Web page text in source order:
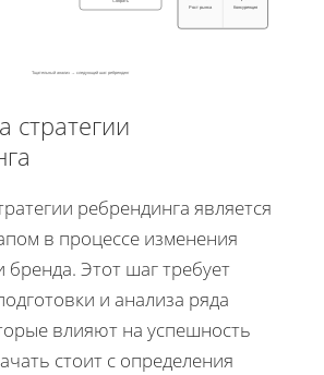
Рост рынка
Конкуренция
Тщательный анализ → следующий шаг: ребрендинг
стратегии
ребрендинга является
в процессе изменения
бренда. Этот шаг требует
и анализа ряда
влияют на успешность
стоит с определения